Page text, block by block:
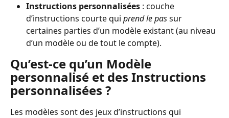
Instructions personnalisées : couche
d’instructions courte qui prend le pas sur
certaines parties d’un modèle existant (au niveau
d’un modèle ou de tout le compte).
Qu’est-ce qu’un Modèle
personnalisé et des Instructions
personnalisées ?
Les modèles sont des jeux d’instructions qui